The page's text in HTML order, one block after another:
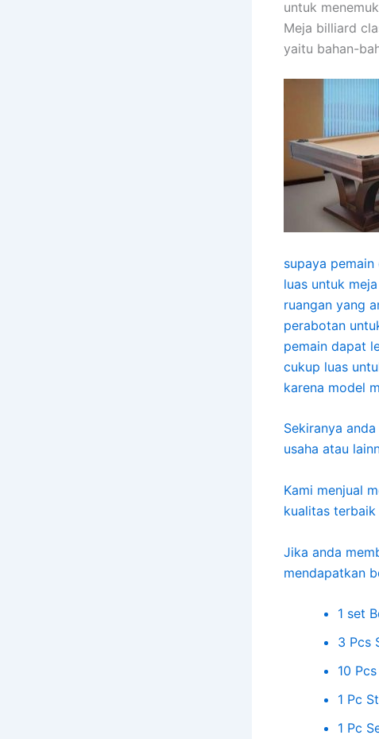
untuk
Meja billiard
yaitu bahan-
supaya
luas untuk
ruangan yang
perabotan
pemain dapat
cukup luas
karena model
Sekiranya
usaha atau
Kami menjual
kualitas terbaik
Jika anda
mendapatkan
1 set
3 Pcs
10
1 Pc
1 Pc